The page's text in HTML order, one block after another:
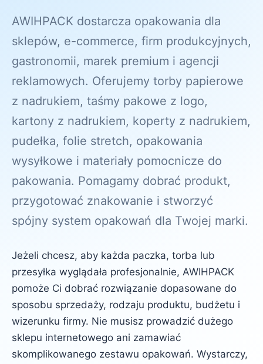
AWIHPACK dostarcza opakowania dla
sklepów, e-commerce, firm produkcyjnych,
gastronomii, marek premium i agencji
reklamowych. Oferujemy torby papierowe
z nadrukiem, taśmy pakowe z logo,
kartony z nadrukiem, koperty z nadrukiem,
pudełka, folie stretch, opakowania
wysyłkowe i materiały pomocnicze do
pakowania. Pomagamy dobrać produkt,
przygotować znakowanie i stworzyć
spójny system opakowań dla Twojej marki.
Jeżeli chcesz, aby każda paczka, torba lub
przesyłka wyglądała profesjonalnie, AWIHPACK
pomoże Ci dobrać rozwiązanie dopasowane do
sposobu sprzedaży, rodzaju produktu, budżetu i
wizerunku firmy. Nie musisz prowadzić dużego
sklepu internetowego ani zamawiać
skomplikowanego zestawu opakowań. Wystarczy,